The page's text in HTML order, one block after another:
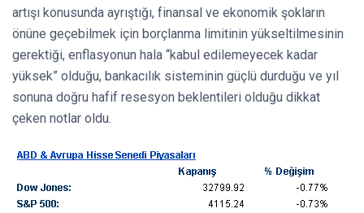
artışı konusunda ayrıştığı, finansal ve ekonomik şokların
önüne geçebilmek için borçlanma limitinin yükseltilmesinin
gerektiği, enflasyonun hala “kabul edilemeyecek kadar
yüksek” olduğu, bankacılık sisteminin güçlü durduğu ve yıl
sonuna doğru hafif resesyon beklentileri olduğu dikkat
çeken notlar oldu.